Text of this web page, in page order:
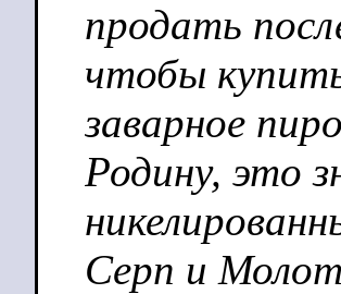
продать
чтобы
заварное
Родину, это
Серп и